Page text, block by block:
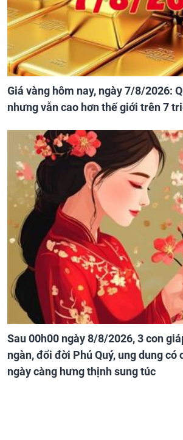
Giá vàng hôm nay, ngày 7/8/2026:
nhưng vẫn cao hơn thế giới trên 7
Sau 00h00 ngày 8/8/2026, 3 con
ngàn, đổi đời Phú Quý, ung dung có
ngày càng hưng thịnh sung túc